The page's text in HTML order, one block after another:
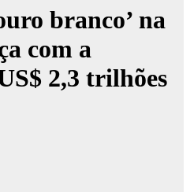
branco’ na
com a
2,3 trilhões